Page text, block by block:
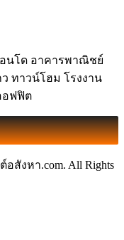
นโด อาคารพาณิชย์
ทาวน์โฮม โรงงาน
อฟฟิต
อสังหา.com. All Rights